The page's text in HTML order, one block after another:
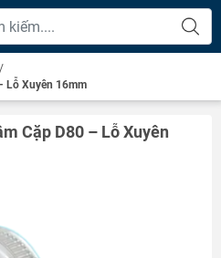
/
Lỗ Xuyên 16mm
Cặp D80 – Lỗ Xuyên